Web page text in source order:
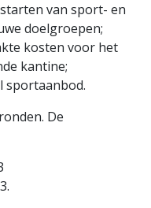
van sport- en
doelgroepen;
kosten voor het
kantine;
sportaanbod.
De